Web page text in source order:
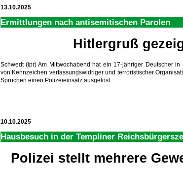
13.10.2025
Ermittlungen nach antisemitischen Parolen
Hitlergruß
Schwedt (ipr) Am Mittwochabend hat ein 17-jähriger Deutscher in
von Kennzeichen verfassungswidriger und terroristischer
Sprüchen einen Polizeieinsatz ausgelöst.
10.10.2025
Hausbesuch in der Templiner
Polizei stellt mehrere